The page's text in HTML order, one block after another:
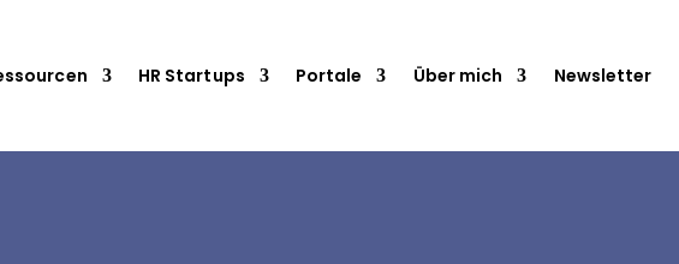
HR Startups Portale Über mich Newsletter